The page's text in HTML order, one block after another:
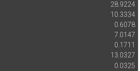
28.9224
10.3334
0.6078
7.0147
0.1711
13.0327
0.0325